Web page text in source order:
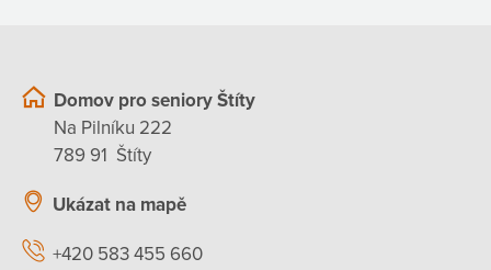
Domov pro seniory Štíty
Na Pilníku 222
789 91 Štíty
Ukázat na mapě
+420 583 455 660